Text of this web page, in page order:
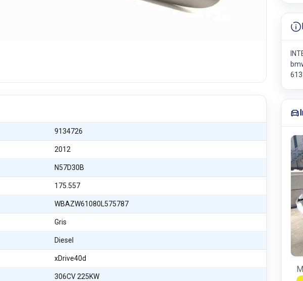
9134726
2012
N57D30B
175.557
WBAZW61080L575787
Gris
Diesel
xDrive40d
306CV 225KW